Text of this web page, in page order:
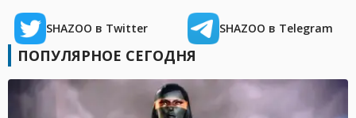
SHAZOO в Twitter SHAZOO в Telegram
ПОПУЛЯРНОЕ СЕГОДНЯ